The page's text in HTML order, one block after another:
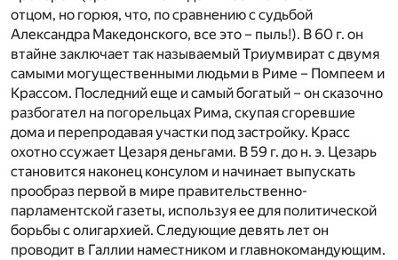
отцом, но горюя, что, по сравнению с судьбой
Александра Македонского, все это – пыль!). В 60 г. он
втайне заключает так называемый Триумвират с двумя
самыми могущественными людьми в Риме – Помпеем и
Крассом. Последний еще и самый богатый – он сказочно
разбогател на погорельцах Рима, скупая сгоревшие
дома и перепродавая участки под застройку. Красс
охотно ссужает Цезаря деньгами. В 59 г. до н. э. Цезарь
становится наконец консулом и начинает выпускать
прообраз первой в мире правительственно-
парламентской газеты, используя ее для политической
борьбы с олигархией. Следующие девять лет он
проводит в Галлии наместником и главнокомандующим.